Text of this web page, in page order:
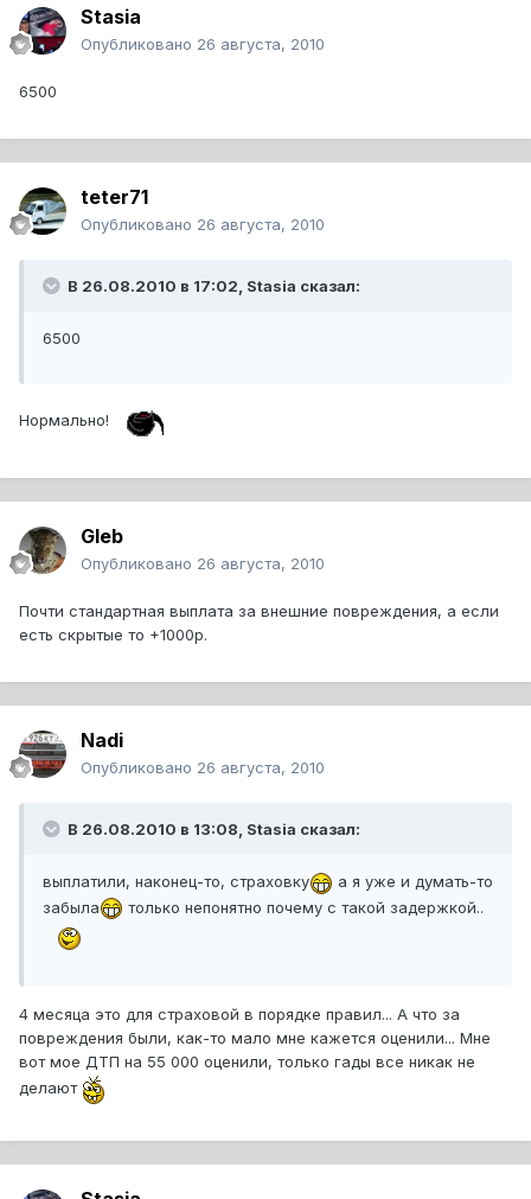
Stasia
Опубликовано 26 августа, 2010
6500
teter71
Опубликовано 26 августа, 2010
В 26.08.2010 в 17:02, Stasia сказал:
6500
Нормально!
Gleb
Опубликовано 26 августа, 2010
Почти стандартная выплата за внешние повреждения, а если
есть скрытые то +1000р.
Nadi
Опубликовано 26 августа, 2010
В 26.08.2010 в 13:08, Stasia сказал:
выплатили, наконец-то, страховку
а я уже и думать-то
забыла
только непонятно почему с такой задержкой..
4 месяца это для страховой в порядке правил... А что за
повреждения были, как-то мало мне кажется оценили... Мне
вот мое ДТП на 55 000 оценили, только гады все никак не
делают